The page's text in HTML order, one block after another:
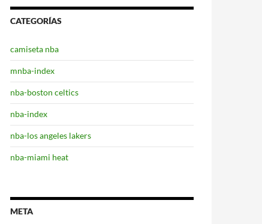
CATEGORÍAS
camiseta nba
mnba-index
nba-boston celtics
nba-index
nba-los angeles lakers
nba-miami heat
META